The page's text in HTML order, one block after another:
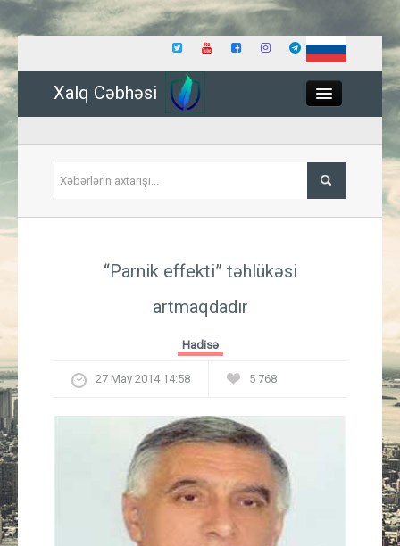
Xalq Cəbhəsi
İqtisadiyyat
Güney Azərbaycan
Mədəniyyət
Müsahibə
“Parnik effekti” təhlükəsi
artmaqdadır
Hadisə
27 May 2014 14:58 5 768